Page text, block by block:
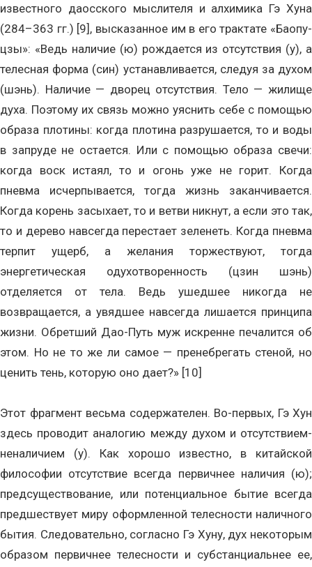
известного даосского мыслителя и алхимика Гэ Хуна
(284–363 гг.) [9], высказанное им в его трактате «Баопу-
цзы»: «Ведь наличие (ю) рождается из отсутствия (у), а
телесная форма (син) устанавливается, следуя за духом
(шэнь). Наличие — дворец отсутствия. Тело — жилище
духа. Поэтому их связь можно уяснить себе с помощью
образа плотины: когда плотина разрушается, то и воды
в запруде не остается. Или с помощью образа свечи:
когда воск истаял, то и огонь уже не горит. Когда
пневма исчерпывается, тогда жизнь заканчивается.
Когда корень засыхает, то и ветви никнут, а если это так,
то и дерево навсегда перестает зеленеть. Когда пневма
терпит ущерб, а желания торжествуют, тогда
энергетическая одухотворенность (цзин шэнь)
отделяется от тела. Ведь ушедшее никогда не
возвращается, а увядшее навсегда лишается принципа
жизни. Обретший Дао-Путь муж искренне печалится об
этом. Но не то же ли самое — пренебрегать стеной, но
ценить тень, которую оно дает?» [10]
Этот фрагмент весьма содержателен. Во-первых, Гэ Хун
здесь проводит аналогию между духом и отсутствием-
неналичием (у). Как хорошо известно, в китайской
философии отсутствие всегда первичнее наличия (ю);
предсуществование, или потенциальное бытие всегда
предшествует миру оформленной телесности наличного
бытия. Следовательно, согласно Гэ Хуну, дух некоторым
образом первичнее телесности и субстанциальнее ее,